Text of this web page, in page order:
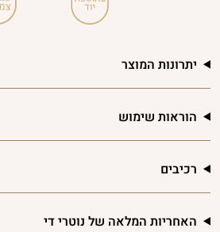
יתרונות המוצר
הוראות שימוש
רכיבים
האחריות המלאה של נוטרי די